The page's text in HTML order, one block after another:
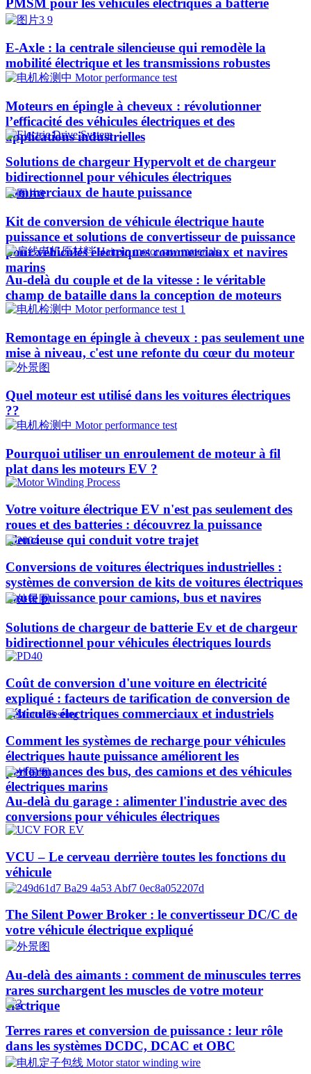
PMSM pour les véhicules électriques à batterie
E-Axle : la centrale silencieuse qui remodèle la
mobilité électrique et les transmissions robustes
Moteurs en épingle à cheveux : révolutionner
l’efficacité des véhicules électriques et des
applications industrielles
Solutions de chargeur Hypervolt et de chargeur
bidirectionnel pour véhicules électriques
commerciaux de haute puissance
Kit de conversion de véhicule électrique haute
puissance et solutions de convertisseur de puissance
pour véhicules électriques commerciaux et navires
marins
Au-delà du couple et de la vitesse : le véritable
champ de bataille dans la conception de moteurs
Remontage en épingle à cheveux : pas seulement une
mise à niveau, c'est une refonte du cœur du moteur
Quel moteur est utilisé dans les voitures électriques
??​​
Pourquoi utiliser un enroulement de moteur à fil
plat dans les moteurs EV ?
Votre voiture électrique EV n'est pas seulement des
roues et des batteries : découvrez la puissance
silencieuse qui conduit votre trajet
Conversions de voitures électriques industrielles :
systèmes de conversion de kits de voitures électriques
haute puissance pour camions, bus et navires
Solutions de chargeur de batterie Ev et de chargeur
bidirectionnel pour véhicules électriques lourds
Coût de conversion d'une voiture en électricité
expliqué : facteurs de tarification de conversion de
véhicules électriques commerciaux et industriels
Comment les systèmes de recharge pour véhicules
électriques haute puissance améliorent les
performances des bus, des camions et des véhicules
électriques marins
Au-delà du garage : alimenter l'industrie avec des
conversions pour véhicules électriques
VCU – Le cerveau derrière toutes les fonctions du
véhicule
The Silent Power Broker : le convertisseur DC/C de
votre véhicule électrique expliqué
Au-delà des aimants : comment de minuscules terres
rares surchargent les muscles de votre moteur
électrique
Terres rares et conversion de puissance : leur rôle
dans les systèmes DCDC, DCAC et OBC